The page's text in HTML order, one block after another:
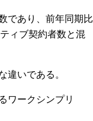
であり、前年同期比
ィブ契約者数と混
違いである。
ワークシンプリ